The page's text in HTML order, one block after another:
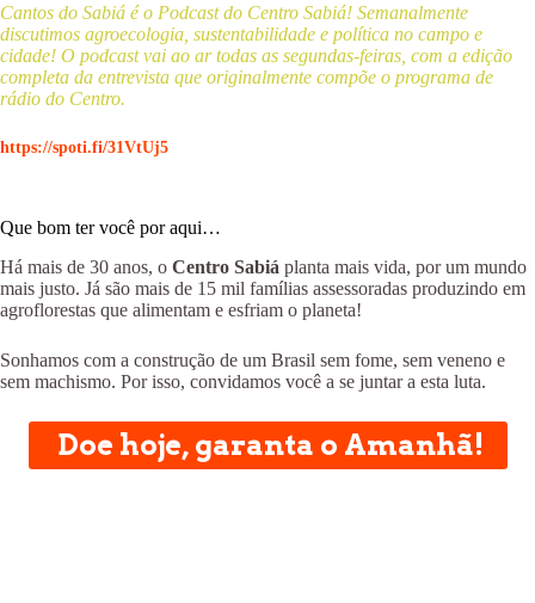
Cantos do Sabiá é o Podcast do Centro Sabiá! Semanalmente
discutimos agroecologia, sustentabilidade e política no campo e
cidade! O podcast vai ao ar todas as segundas-feiras, com a edição
completa da entrevista que originalmente compõe o programa de
rádio do Centro.
https://spoti.fi/31VtUj5
Que bom ter você por aqui…
Há mais de 30 anos, o Centro Sabiá planta mais vida, por um mundo
mais justo. Já são mais de 15 mil famílias assessoradas produzindo em
agroflorestas que alimentam e esfriam o planeta!
Sonhamos com a construção de um Brasil sem fome, sem veneno e
sem machismo. Por isso, convidamos você a se juntar a esta luta.
Doe hoje, garanta o Amanhã!